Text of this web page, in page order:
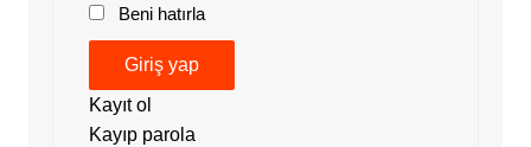
Beni hatırla
Giriş yap
Kayıt ol
Kayıp parola